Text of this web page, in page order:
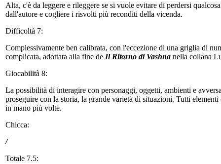
Alta, c'è da leggere e rileggere se si vuole evitare di perdersi
dall'autore e cogliere i risvolti più reconditi della vicenda.
Difficoltà 7:
Complessivamente ben calibrata, con l'eccezione di una griglia di
complicata, adottata alla fine de Il Ritorno di Vashna nella collana
Giocabilità 8:
La possibilità di interagire con personaggi, oggetti, ambienti e
proseguire con la storia, la grande varietà di situazioni. Tutti
in mano più volte.
Chicca:
/
Totale 7.5: